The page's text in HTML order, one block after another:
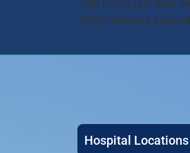
non numquam eius
ullam corporis
Hospital Locations